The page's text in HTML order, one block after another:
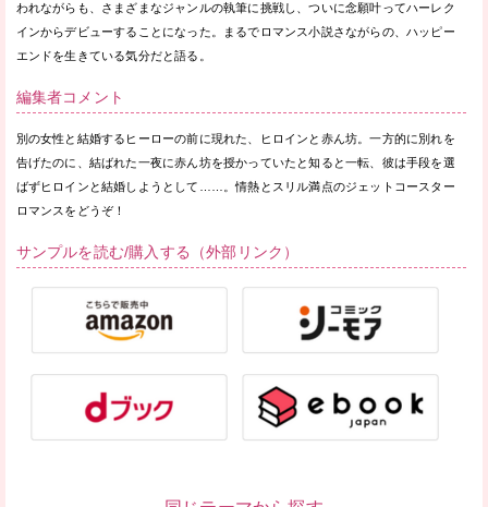
われながらも、さまざまなジャンルの執筆に挑戦し、ついに念願叶ってハーレク
インからデビューすることになった。まるでロマンス小説さながらの、ハッピー
エンドを生きている気分だと語る。
編集者コメント
別の女性と結婚するヒーローの前に現れた、ヒロインと赤ん坊。一方的に別れを
告げたのに、結ばれた一夜に赤ん坊を授かっていたと知ると一転、彼は手段を選
ばずヒロインと結婚しようとして……。情熱とスリル満点のジェットコースター
ロマンスをどうぞ！
サンプルを読む/購入する（外部リンク）